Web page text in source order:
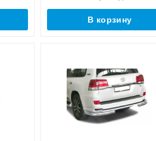
В корзину